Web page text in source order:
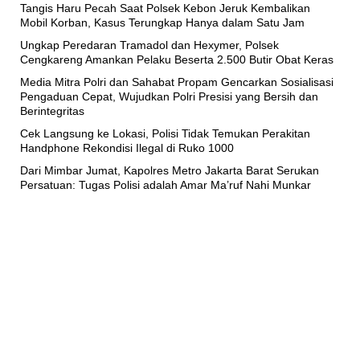
Tangis Haru Pecah Saat Polsek Kebon Jeruk Kembalikan
Mobil Korban, Kasus Terungkap Hanya dalam Satu Jam
Ungkap Peredaran Tramadol dan Hexymer, Polsek
Cengkareng Amankan Pelaku Beserta 2.500 Butir Obat Keras
Media Mitra Polri dan Sahabat Propam Gencarkan Sosialisasi
Pengaduan Cepat, Wujudkan Polri Presisi yang Bersih dan
Berintegritas
Cek Langsung ke Lokasi, Polisi Tidak Temukan Perakitan
Handphone Rekondisi Ilegal di Ruko 1000
Dari Mimbar Jumat, Kapolres Metro Jakarta Barat Serukan
Persatuan: Tugas Polisi adalah Amar Ma’ruf Nahi Munkar